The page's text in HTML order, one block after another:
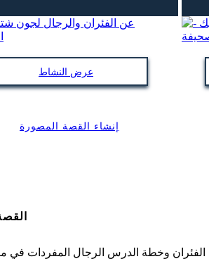
عرض النشاط
إنشاء القصة المصورة
وخطة الدرس الرجال المفردات في